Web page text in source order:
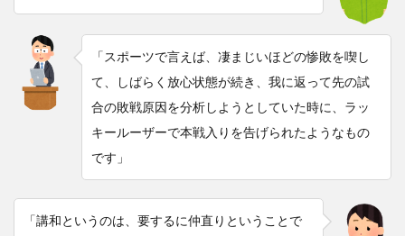
「スポーツで言えば、凄まじいほどの惨敗を喫し
て、しばらく放心状態が続き、我に返って先の試
合の敗戦原因を分析しようとしていた時に、ラッ
キールーザーで本戦入りを告げられたようなもの
です」
「講和というのは、要するに仲直りということで